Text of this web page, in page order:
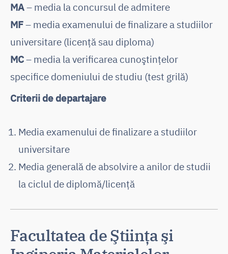
MA– media la concursul de admitere
MF– media examenului de finalizare a studiilor
universitare (licență sau diploma)
MC– media la verificarea cunoştinţelor
specifice domeniului de studiu (test grilă)
Criterii de departajare
Media examenului de finalizare a studiilor
universitare
Media generală de absolvire a anilor de studii
la ciclul de diplomă/licență
Facultatea de Ştiinţa şi